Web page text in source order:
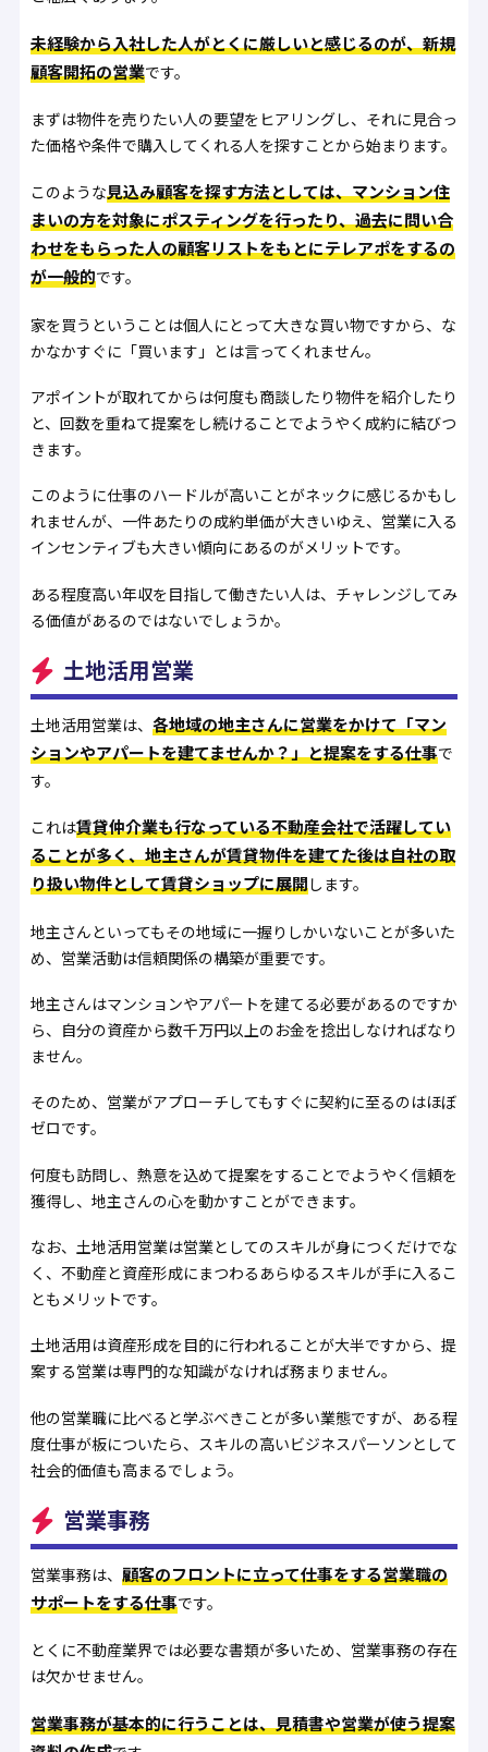
未経験から入社した人がとくに厳しいと感じるのが、新規
顧客開拓の営業です。
まずは物件を売りたい人の要望をヒアリングし、それに見合っ
た価格や条件で購入してくれる人を探すことから始まります。
このような見込み顧客を探す方法としては、マンション住
まいの方を対象にポスティングを行ったり、過去に問い合
わせをもらった人の顧客リストをもとにテレアポをするの
が一般的です。
家を買うということは個人にとって大きな買い物ですから、な
かなかすぐに「買います」とは言ってくれません。
アポイントが取れてからは何度も商談したり物件を紹介したり
と、回数を重ねて提案をし続けることでようやく成約に結びつ
きます。
このように仕事のハードルが高いことがネックに感じるかもし
れませんが、一件あたりの成約単価が大きいゆえ、営業に入る
インセンティブも大きい傾向にあるのがメリットです。
ある程度高い年収を目指して働きたい人は、チャレンジしてみ
る価値があるのではないでしょうか。
土地活用営業
土地活用営業は、 各地域の地主さんに営業をかけて「マン
ションやアパートを建てませんか？」と提案をする仕事で
す。
これは賃貸仲介業も行なっている不動産会社で活躍してい
ることが多く、地主さんが賃貸物件を建てた後は自社の取
り扱い物件として賃貸ショップに展開します。
地主さんといってもその地域に一握りしかいないことが多いた
め、営業活動は信頼関係の構築が重要です。
地主さんはマンションやアパートを建てる必要があるのですか
ら、自分の資産から数千万円以上のお金を捻出しなければなり
ません。
そのため、営業がアプローチしてもすぐに契約に至るのはほぼ
ゼロです。
何度も訪問し、熱意を込めて提案をすることでようやく信頼を
獲得し、地主さんの心を動かすことができます。
なお、土地活用営業は営業としてのスキルが身につくだけでな
く、不動産と資産形成にまつわるあらゆるスキルが手に入るこ
ともメリットです。
土地活用は資産形成を目的に行われることが大半ですから、提
案する営業は専門的な知識がなければ務まりません。
他の営業職に比べると学ぶべきことが多い業態ですが、ある程
度仕事が板についたら、スキルの高いビジネスパーソンとして
社会的価値も高まるでしょう。
営業事務
営業事務は、 顧客のフロントに立って仕事をする営業職の
サポートをする仕事です。
とくに不動産業界では必要な書類が多いため、営業事務の存在
は欠かせません。
営業事務が基本的に行うことは、見積書や営業が使う提案